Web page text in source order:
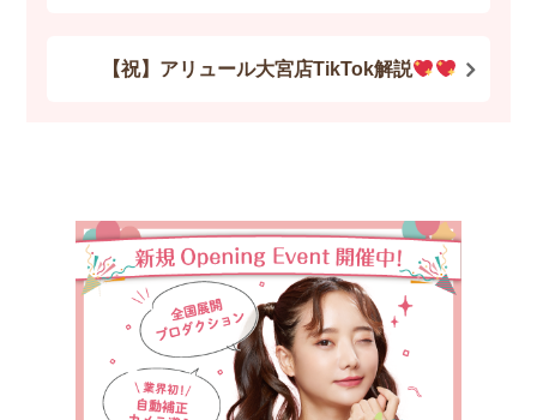
【祝】アリュール大宮店TikTok解説